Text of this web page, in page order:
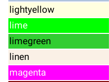
lightyellow
lime
limegreen
linen
magenta